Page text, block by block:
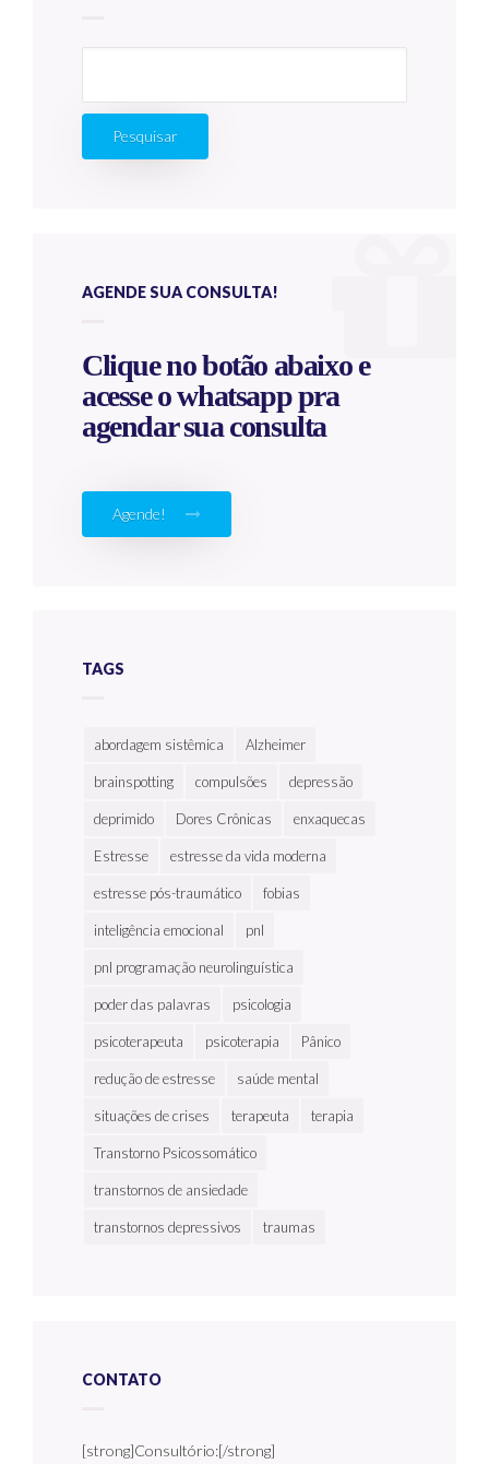
AGENDE SUA CONSULTA!
Clique no botão abaixo e
acesse o whatsapp pra
agendar sua consulta
Agende!
TAGS
abordagem sistêmica Alzheimer
brainspotting compulsões depressão
deprimido Dores Crônicas enxaquecas
Estresse estresse da vida moderna
estresse pós-traumático fobias
inteligência emocional pnl
pnl programação neurolinguística
poder das palavras psicologia
psicoterapeuta psicoterapia Pânico
redução de estresse saúde mental
situações de crises terapeuta terapia
Transtorno Psicossomático
transtornos de ansiedade
transtornos depressivos traumas
CONTATO
[strong]Consultório:[/strong]